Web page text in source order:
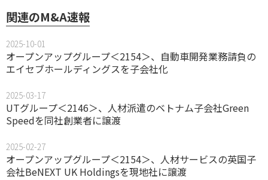
関連のM&A速報
2025-10-01
オープンアップグループ＜2154＞、自動車開発業務請負の
エイセブホールディングスを子会社化
2025-03-17
UTグループ＜2146＞、人材派遣のベトナム子会社Green
Speedを同社創業者に譲渡
2025-02-27
オープンアップグループ＜2154＞、人材サービスの英国子
会社BeNEXT UK Holdingsを現地社に譲渡